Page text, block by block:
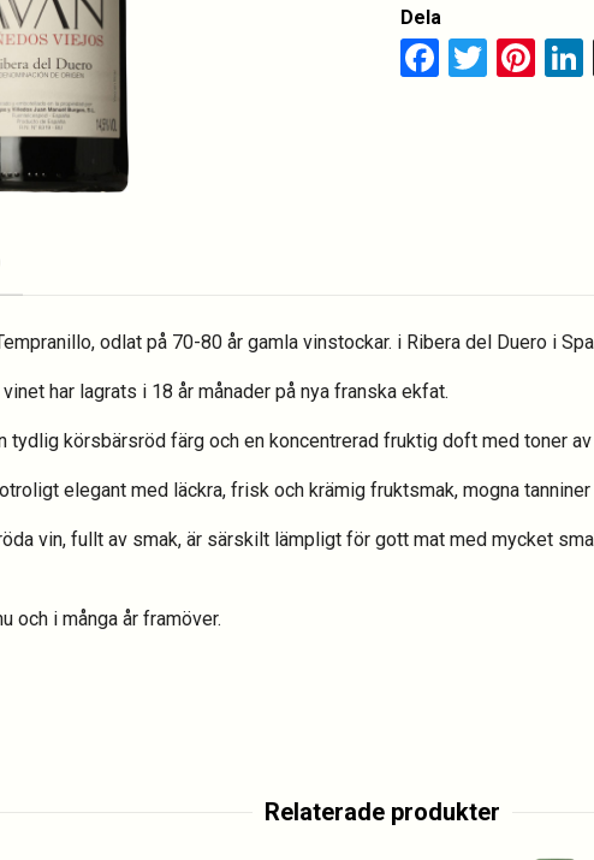
Dela
Facebook
odlat på 70-80 år gamla vinstockar. i Ribera del Duero i
har lagrats i 18 år månader på nya franska ekfat.
tydlig körsbärsröd färg och en koncentrerad fruktig doft med toner
elegant med läckra, frisk och krämig fruktsmak, mogna
vin, fullt av smak, är särskilt lämpligt för gott mat med mycket
och i många år framöver.
Relaterade produkter